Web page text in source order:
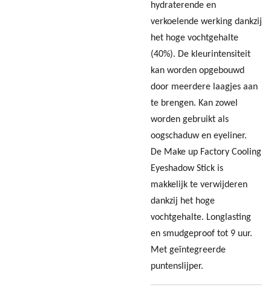
hydraterende en
verkoelende werking dankzij
het hoge vochtgehalte
(40%). De kleurintensiteit
kan worden opgebouwd
door meerdere laagjes aan
te brengen. Kan zowel
worden gebruikt als
oogschaduw en eyeliner.
De Make up Factory Cooling
Eyeshadow Stick is
makkelijk te verwijderen
dankzij het hoge
vochtgehalte. Longlasting
en smudgeproof tot 9 uur.
Met geïntegreerde
puntenslijper.